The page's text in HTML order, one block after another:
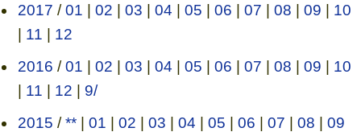
2017 /01 | 02 | 03 | 04 | 05 | 06 | 07 | 08 | 09 | 10
| 11 | 12
2016 /01 | 02 | 03 | 04 | 05 | 06 | 07 | 08 | 09 | 10
| 11 | 12 | 9/
2015 /**| 01 | 02 | 03 | 04 | 05 | 06 | 07 | 08 | 09